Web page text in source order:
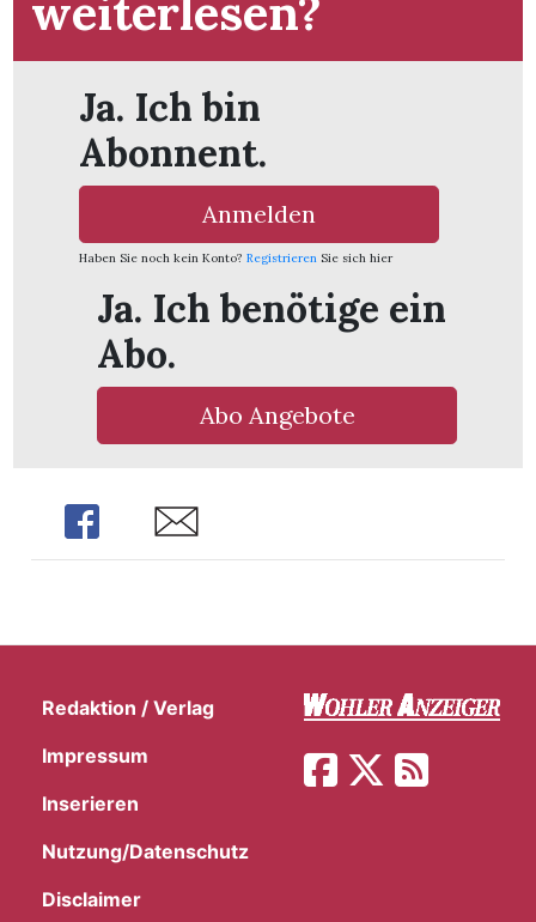
weiterlesen?
Ja. Ich bin
Abonnent.
Anmelden
Haben Sie noch kein Konto? Registrieren Sie sich hier
Ja. Ich benötige ein
Abo.
Abo Angebote
Share Share
Redaktion / Verlag
Impressum
Inserieren
Nutzung/Datenschutz
Disclaimer